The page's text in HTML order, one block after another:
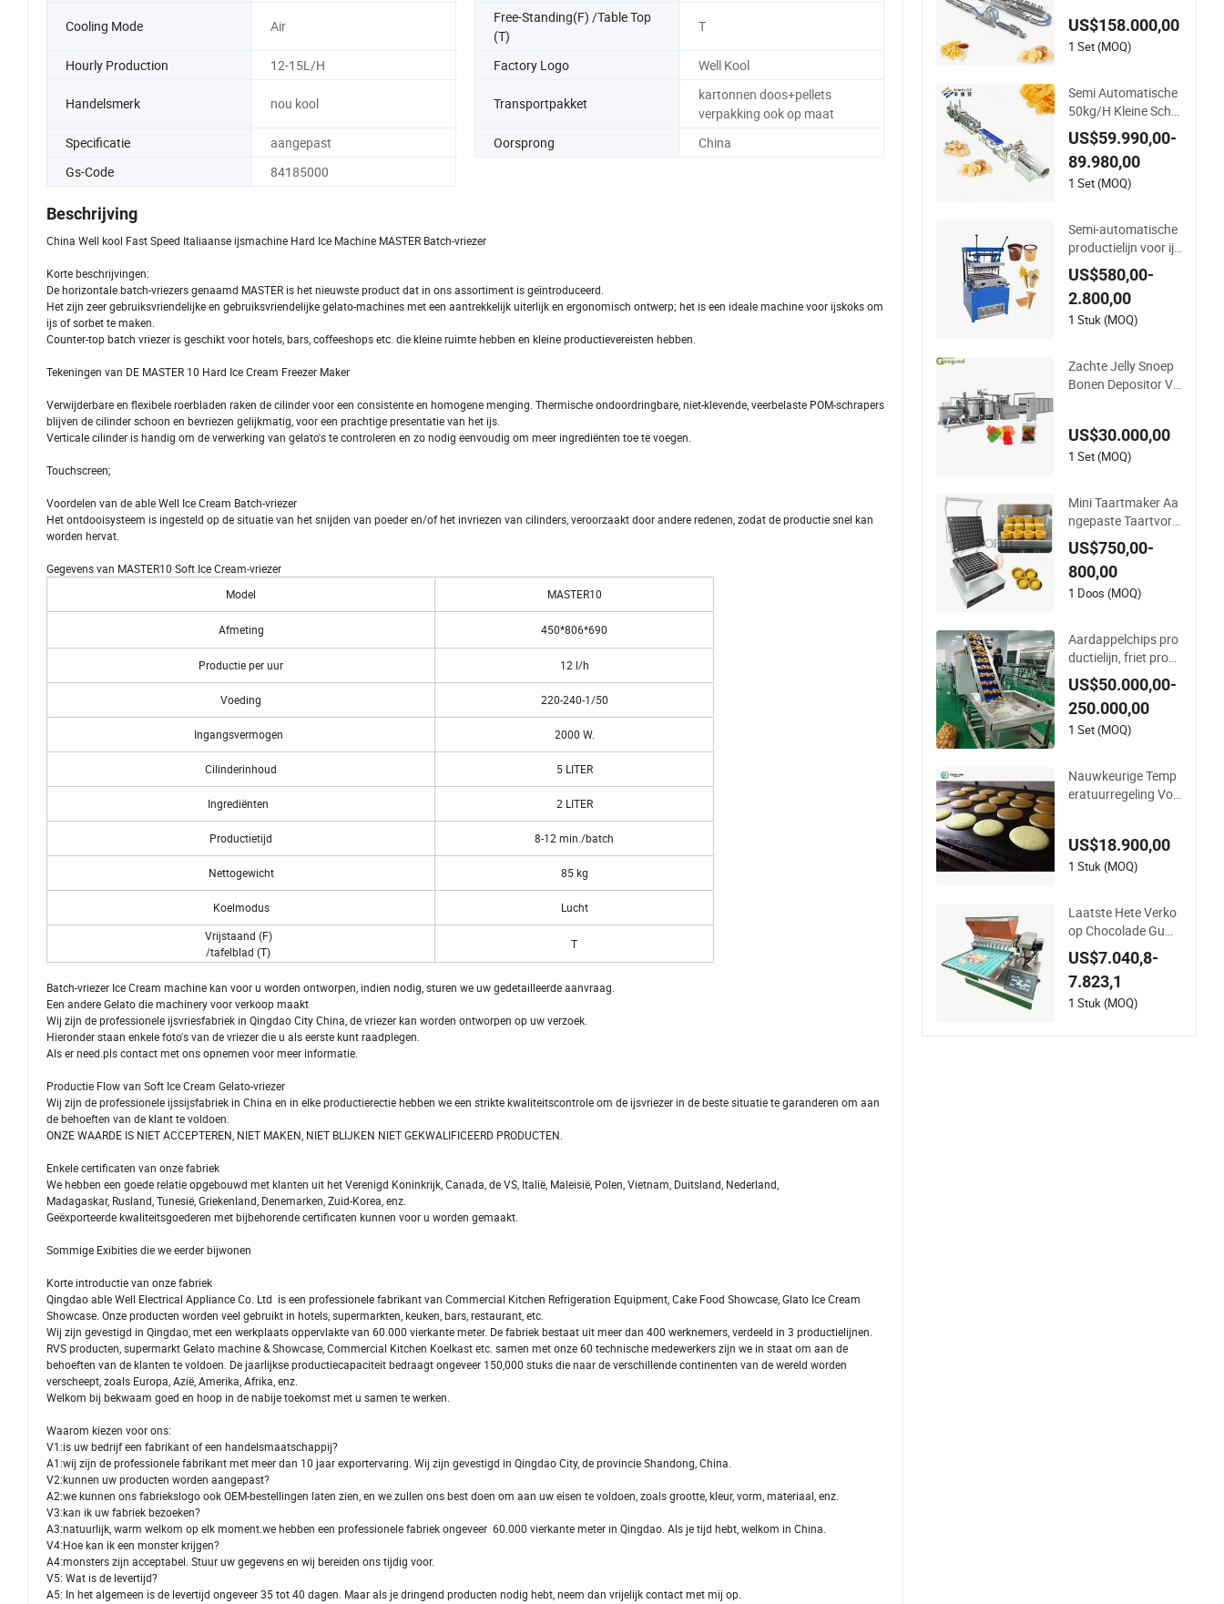
Cooling Mode Air
Free-Standing(F) /Table Top
(T)
T
Hourly Production 12-15L/H Factory Logo Well Kool
Handelsmerk nou kool Transportpakket
kartonnen doos+pellets
verpakking ook op maat
Specificatie
aangepast Oorsprong
China
Gs-Code
84185000
Beschrijving
China Well kool Fast Speed Italiaanse ijsmachine Hard Ice Machine MASTER Batch-vriezer
Korte beschrijvingen:
De horizontale batch-vriezers genaamd MASTER is het nieuwste product dat in ons assortiment is geïntroduceerd.
Het zijn zeer gebruiksvriendelijke en gebruiksvriendelijke gelato-machines met een aantrekkelijk uiterlijk en ergonomisch ontwerp; het is een ideale machine voor ijskoks om
ijs of sorbet te maken.
Counter-top batch vriezer is geschikt voor hotels, bars, coffeeshops etc. die kleine ruimte hebben en kleine productievereisten hebben.
Tekeningen van DE MASTER 10 Hard Ice Cream Freezer Maker
Verwijderbare en flexibele roerbladen raken de cilinder voor een consistente en homogene menging. Thermische ondoordringbare, niet-klevende, veerbelaste POM-schrapers
blijven de cilinder schoon en bevriezen gelijkmatig, voor een prachtige presentatie van het ijs.
Verticale cilinder is handig om de verwerking van gelato's te controleren en zo nodig eenvoudig om meer ingrediënten toe te voegen.
Touchscreen;
Voordelen van de able Well Ice Cream Batch-vriezer
Het ontdooisysteem is ingesteld op de situatie van het snijden van poeder en/of het invriezen van cilinders, veroorzaakt door andere redenen, zodat de productie snel kan
worden hervat.
Gegevens van MASTER10 Soft Ice Cream-vriezer
Model
MASTER10
Afmeting 450*806*690
Productie per uur 12 l/h
Voeding 220-240-1/50
Ingangsvermogen 2000 W.
Cilinderinhoud 5 LITER
Ingrediënten 2 LITER
Productietijd 8-12 min./batch
Nettogewicht 85 kg
Koelmodus
Lucht
Vrijstaand (F)
/tafelblad (T)
T
Batch-vriezer Ice Cream machine kan voor u worden ontworpen, indien nodig, sturen we uw gedetailleerde aanvraag.
Een andere Gelato die machinery voor verkoop maakt
Wij zijn de professionele ijsvriesfabriek in Qingdao City China, de vriezer kan worden ontworpen op uw verzoek.
Hieronder staan enkele foto's van de vriezer die u als eerste kunt raadplegen.
Als er need.pls contact met ons opnemen voor meer informatie.
Productie Flow van Soft Ice Cream Gelato-vriezer
Wij zijn de professionele ijssijsfabriek in China en in elke productierectie hebben we een strikte kwaliteitscontrole om de ijsvriezer in de beste situatie te garanderen om aan
de behoeften van de klant te voldoen.
ONZE WAARDE IS NIET ACCEPTEREN, NIET MAKEN, NIET BLIJKEN NIET GEKWALIFICEERD PRODUCTEN.
Enkele certificaten van onze fabriek
We hebben een goede relatie opgebouwd met klanten uit het Verenigd Koninkrijk, Canada, de VS, Italië, Maleisië, Polen, Vietnam, Duitsland, Nederland,
Madagaskar, Rusland, Tunesië, Griekenland, Denemarken, Zuid-Korea, enz.
Geëxporteerde kwaliteitsgoederen met bijbehorende certificaten kunnen voor u worden gemaakt.
Sommige Exibities die we eerder bijwonen
Korte introductie van onze fabriek
Qingdao able Well Electrical Appliance Co. Ltd is een professionele fabrikant van Commercial Kitchen Refrigeration Equipment, Cake Food Showcase, Glato Ice Cream
Showcase. Onze producten worden veel gebruikt in hotels, supermarkten, keuken, bars, restaurant, etc.
Wij zijn gevestigd in Qingdao, met een werkplaats oppervlakte van 60.000 vierkante meter. De fabriek bestaat uit meer dan 400 werknemers, verdeeld in 3 productielijnen.
RVS producten, supermarkt Gelato machine & Showcase, Commercial Kitchen Koelkast etc. samen met onze 60 technische medewerkers zijn we in staat om aan de
behoeften van de klanten te voldoen. De jaarlijkse productiecapaciteit bedraagt ongeveer 150,000 stuks die naar de verschillende continenten van de wereld worden
verscheept, zoals Europa, Azië, Amerika, Afrika, enz.
Welkom bij bekwaam goed en hoop in de nabije toekomst met u samen te werken.
Waarom kiezen voor ons:
V1:is uw bedrijf een fabrikant of een handelsmaatschappij?
A1:wij zijn de professionele fabrikant met meer dan 10 jaar exportervaring. Wij zijn gevestigd in Qingdao City, de provincie Shandong, China.
V2:kunnen uw producten worden aangepast?
A2:we kunnen ons fabriekslogo ook OEM-bestellingen laten zien, en we zullen ons best doen om aan uw eisen te voldoen, zoals grootte, kleur, vorm, materiaal, enz.
V3:kan ik uw fabriek bezoeken?
A3:natuurlijk, warm welkom op elk moment.we hebben een professionele fabriek ongeveer 60.000 vierkante meter in Qingdao. Als je tijd hebt, welkom in China.
V4:Hoe kan ik een monster krijgen?
A4:monsters zijn acceptabel. Stuur uw gegevens en wij bereiden ons tijdig voor.
V5: Wat is de levertijd?
A5: In het algemeen is de levertijd ongeveer 35 tot 40 dagen. Maar als je dringend producten nodig hebt, neem dan vrijelijk contact met mij op.
productielijn
US$158.000,00
1 Set (MOQ)
Semi Automatische
50kg/H Kleine Scha
al Banaan Aardapp
el Vlokken Chips Ma
akmachine Verwerki
ngsinstallatie Bevro
US$59.990,00-
89.980,00
1 Set (MOQ)
Semi-automatische
productielijn voor ijs
hoorntjes machine f
abrikanten
US$580,00-
2.800,00
1 Stuk (MOQ)
Zachte Jelly Snoep
Bonen Depositor Vit
US$30.000,00
1 Set (MOQ)
Mini Taartmaker Aa
ngepaste Taartvor
mmachine voor Klei
ne Onderneming
US$750,00-
800,00
1 Doos (MOQ)
Aardappelchips pro
ductielijn, friet prod
uctielijn, bevroren fri
et productielijn, aar
dappelchips produc
tielijn
US$50.000,00-
250.000,00
1 Set (MOQ)
Nauwkeurige Temp
eratuurregeling Vol
enkoek Productielijn
Machine
US$18.900,00
1 Stuk (MOQ)
Laatste Hete Verko
op Chocolade Gum
my Depositor Machi
ne Hard Candy Mou
lding Machine
US$7.040,8-
7.823,1
1 Stuk (MOQ)